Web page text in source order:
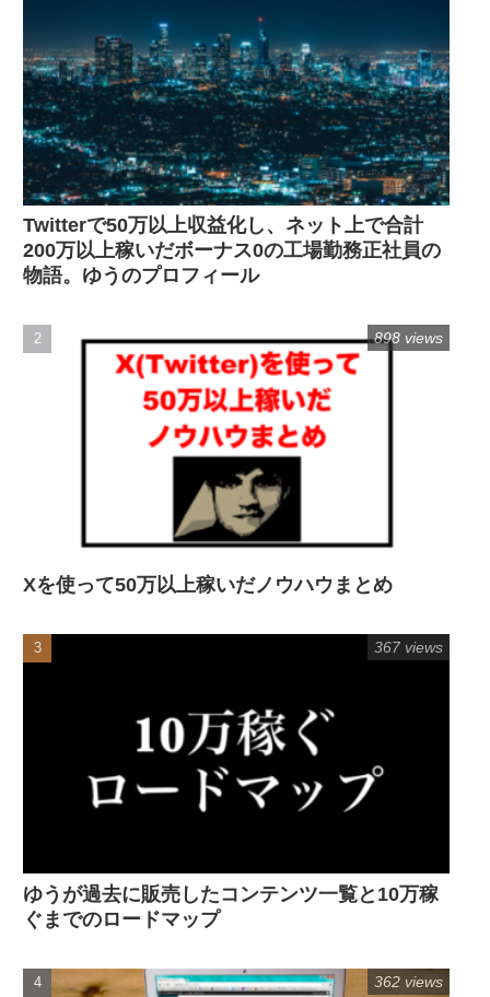
Twitterで50万以上収益化し、ネット上で合計
200万以上稼いだボーナス0の工場勤務正社員の
物語。ゆうのプロフィール
Xを使って50万以上稼いだノウハウまとめ
898 views
ゆうが過去に販売したコンテンツ一覧と10万稼
ぐまでのロードマップ
367 views
362 views